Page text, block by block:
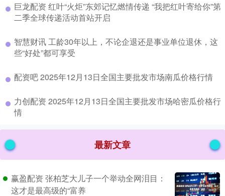
​巨龙配资 红叶“火炬”东郊记忆燃情传递 “我把红叶寄给你”第
二季全球传递活动首站开启
​智慧财讯 工龄30年以上，不论企退还是事业单位退休，这
些“好处”都可享受
​配资吧 2025年12月13日全国主要批发市场南瓜价格行情
​力创配资 2025年12月13日全国主要批发市场哈密瓜价格行
情
最新文章
赢盈配资 张柏芝大儿子一个举动全网泪目：
这才是最高级的“富养